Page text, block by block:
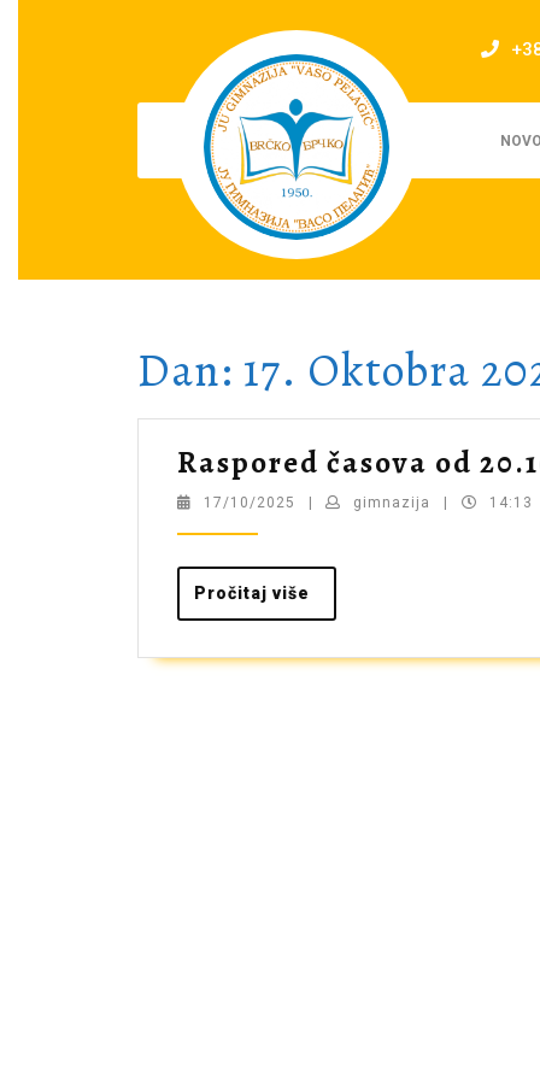
Dan: 17. Oktobra
Raspored časova od
17/10/2025 17/10/2025gimnazija gimnazija14:13
Pročitaj više
više